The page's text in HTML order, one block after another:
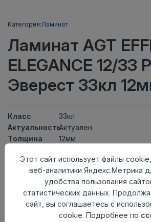
Категория:Ламинат
Ламинат AGT
ELEGANCE 12/33
Эверест 33кл
Класс
33кл
АктуальностьАктуален
Толщина
12мм
доски
1195×154,5мм
Теплый пол
до +27 градусов
4V
Замок
L2C/ Click to Fit
Страна
происхождения
Турция
Этот сайт использует файлы
веб-аналитики Яндекс.Метрика
удобства пользования
статистических данных.
сайт, вы соглашаетесь с
cookie. Подробнее по